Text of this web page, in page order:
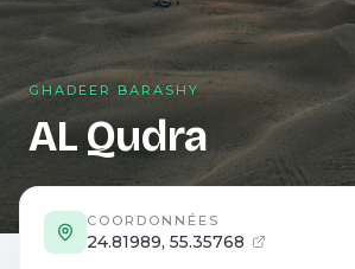
GHADEER BARASHY
AL Qudra
COORDONNÉES
24.81989, 55.35768